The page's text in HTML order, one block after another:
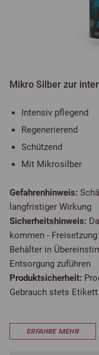
Mikro Silber zur
Intensiv pflegend
Regenerierend
Schützend
Mit Mikrosilber
Gefahrenhinweis:
langfristiger Wirkung
Sicherheitshinweis:
kommen -
Behälter in
Entsorgung zuführen
Produktsicherheit:
Gebrauch stets
ERFAHRE MEHR